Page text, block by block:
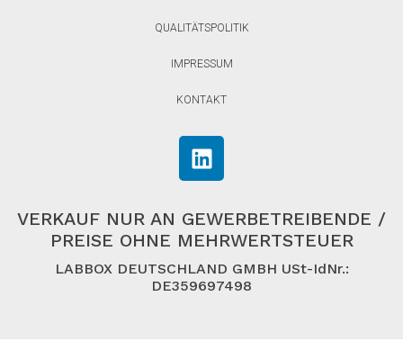
QUALITÄTSPOLITIK
IMPRESSUM
KONTAKT
VERKAUF NUR AN GEWERBETREIBENDE /
PREISE OHNE MEHRWERTSTEUER
LABBOX DEUTSCHLAND GMBH USt-IdNr.:
DE359697498